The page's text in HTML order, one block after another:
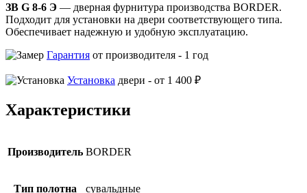
ЗВ G 8-6 Э — дверная фурнитура производства BORDER.
Подходит для установки на двери соответствующего типа.
Обеспечивает надежную и удобную эксплуатацию.
Гарантия от производителя - 1 год
Установка двери - от 1 400 ₽
Характеристики
Производитель BORDER
Тип полотна сувальдные